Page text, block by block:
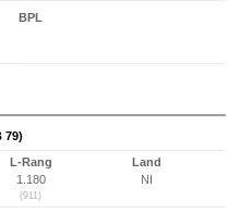
BPL
79)
L-Rang
1.180
(911)
Land
NI